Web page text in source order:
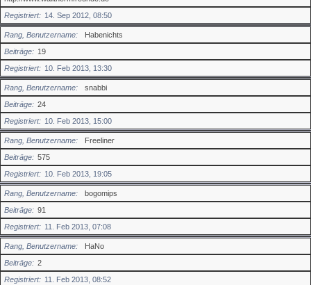
Registriert
14. Sep 2012, 08:50
Rang, Benutzername
Habenichts
Beiträge
19
Registriert
10. Feb 2013, 13:30
Rang, Benutzername
snabbi
Beiträge
24
Registriert
10. Feb 2013, 15:00
Rang, Benutzername
Freeliner
Beiträge
575
Registriert
10. Feb 2013, 19:05
Rang, Benutzername
bogomips
Beiträge
91
Registriert
11. Feb 2013, 07:08
Rang, Benutzername
HaNo
Beiträge
2
Registriert
11. Feb 2013, 08:52